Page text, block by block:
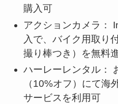
購入可
アクションカメラ：
入で、バイク用取り
撮り棒つき）を無料
ハーレーレンタル：
（10%オフ）にて海
サービスを利用可